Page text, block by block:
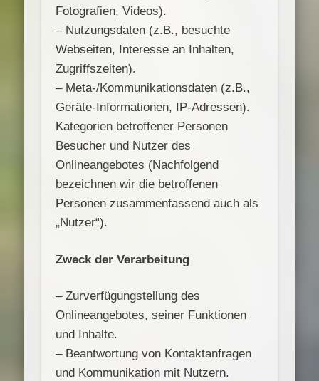
Fotografien, Videos).
– Nutzungsdaten (z.B., besuchte
Webseiten, Interesse an Inhalten,
Zugriffszeiten).
– Meta-/Kommunikationsdaten (z.B.,
Geräte-Informationen, IP-Adressen).
Kategorien betroffener Personen
Besucher und Nutzer des
Onlineangebotes (Nachfolgend
bezeichnen wir die betroffenen
Personen zusammenfassend auch als
„Nutzer“).
Zweck der Verarbeitung
– Zurverfügungstellung des
Onlineangebotes, seiner Funktionen
und Inhalte.
– Beantwortung von Kontaktanfragen
und Kommunikation mit Nutzern.